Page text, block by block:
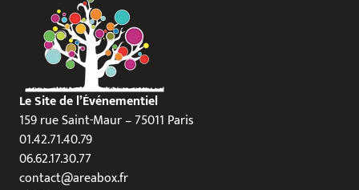
Le Site de l’Événementiel
159 rue Saint-Maur – 75011 Paris
01.42.71.40.79
06.62.17.30.77
contact@areabox.fr